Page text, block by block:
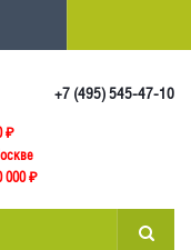
+7 (495) 545-47-10
₽
000 ₽